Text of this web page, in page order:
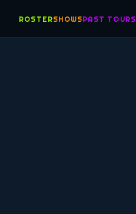
ROSTERSHOWSPAST TOURS